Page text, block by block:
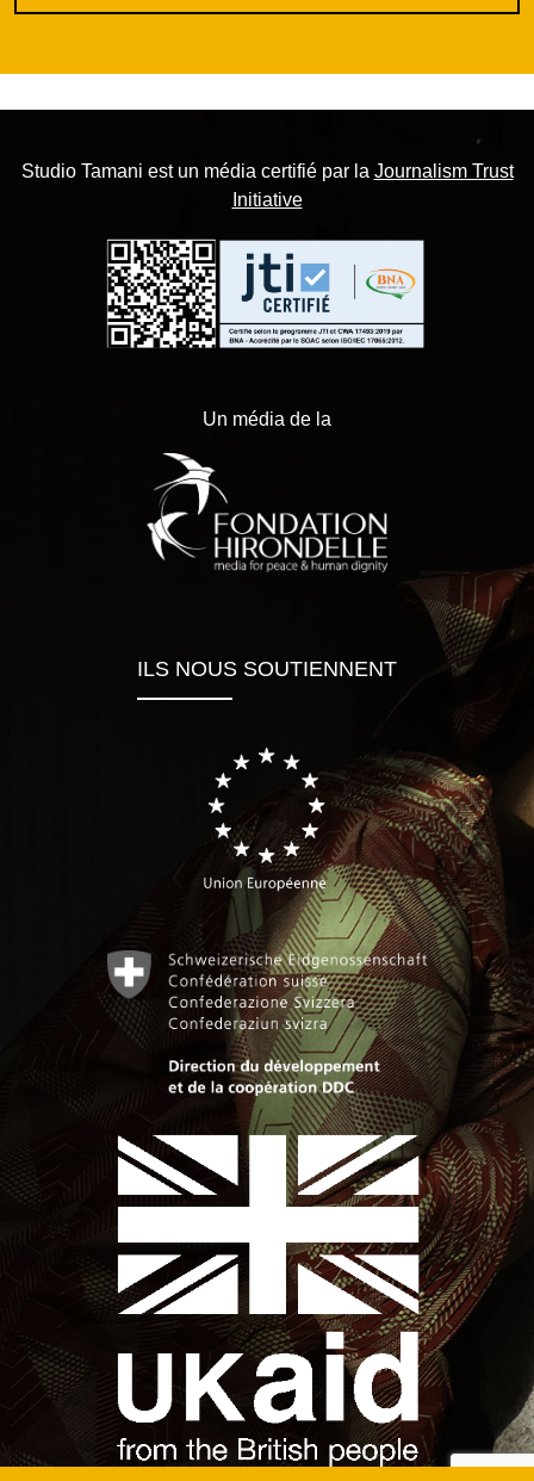
Studio Tamani est un média certifié par la Journalism Trust
Initiative
Un média de la
ILS NOUS SOUTIENNENT